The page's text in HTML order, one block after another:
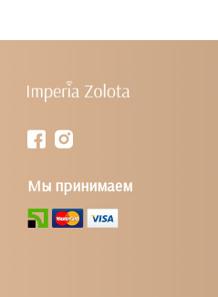
Мы принимаем